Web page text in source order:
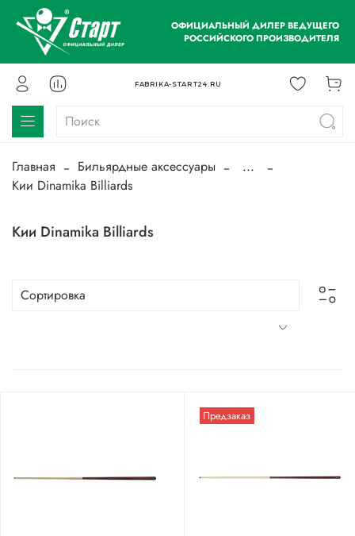
ОФИЦИАЛЬНЫЙ ДИЛЕР ВЕДУЩЕГО
РОССИЙСКОГО ПРОИЗВОДИТЕЛЯ
FABRIKA-START24.RU
Главная Бильярдные аксессуары
...
Кии Dinamika Billiards
Кии Dinamika Billiards
Предзаказ